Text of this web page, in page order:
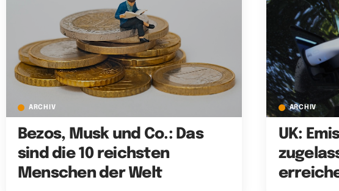
ARCHIV
Bezos, Musk und Co.: Das
sind die 10 reichsten
Menschen der Welt
ARCHIV
UK: